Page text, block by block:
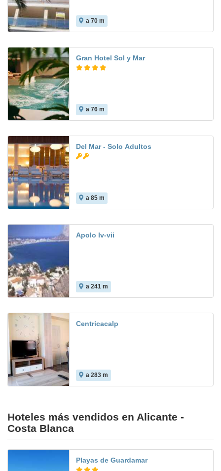
a 70 m
Gran Hotel Sol y Mar
a 76 m
Del Mar - Solo Adultos
a 85 m
Apolo Iv-vii
a 241 m
Centricacalp
a 283 m
Hoteles más vendidos en Alicante -
Costa Blanca
Playas de Guardamar